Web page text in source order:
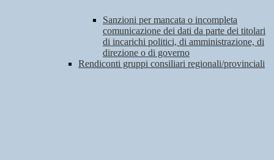
Sanzioni per mancata o incompleta
comunicazione dei dati da parte dei titolari
di incarichi politici, di amministrazione, di
direzione o di governo
Rendiconti gruppi consiliari regionali/provinciali